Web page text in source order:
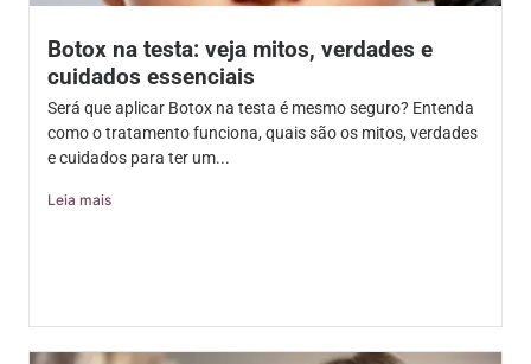
Botox na testa: veja mitos, verdades e
cuidados essenciais
Será que aplicar Botox na testa é mesmo seguro? Entenda
como o tratamento funciona, quais são os mitos, verdades
e cuidados para ter um...
Leia mais